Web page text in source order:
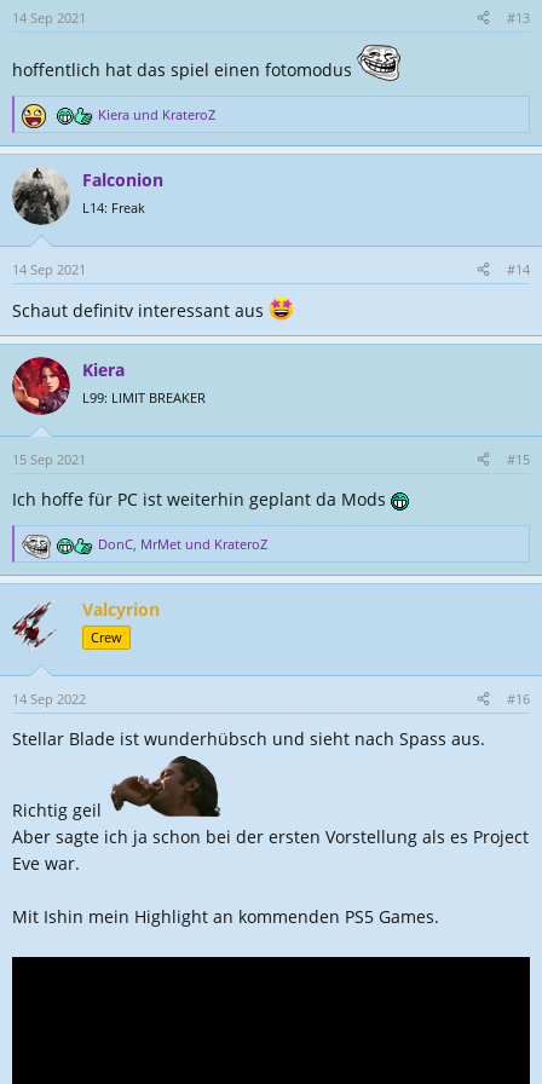
n
:
14 Sep 2021 #13
hoffentlich hat das spiel einen fotomodus
R
e
k
t
i
o
n
e
n
Kiera und KrateroZ
Falconion
L14: Freak
14 Sep 2021 #14
Schaut definitv interessant aus
Kiera
L99: LIMIT BREAKER
15 Sep 2021 #15
Ich hoffe für PC ist weiterhin geplant da Mods
R
e
k
t
o
n
e
n
DonC, MrMet und KrateroZ
Valcyrion
Crew
14 Sep 2022 #16
Stellar Blade ist wunderhübsch und sieht nach Spass aus.
Richtig geil
Aber sagte ich ja schon bei der ersten Vorstellung als es Project
Eve war.
Mit Ishin mein Highlight an kommenden PS5 Games.